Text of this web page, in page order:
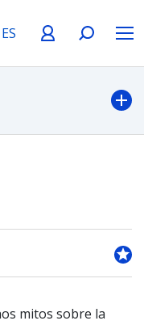
mitos sobre la